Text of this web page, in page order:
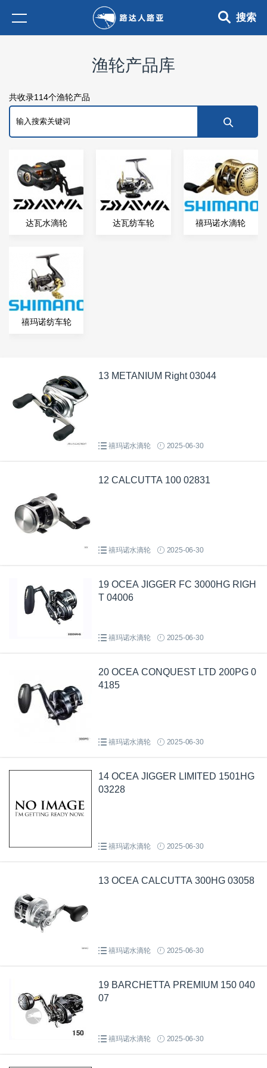
搜索
渔轮产品库
共收录114个渔轮产品
达瓦水滴轮 达瓦纺车轮 禧玛诺水滴轮
禧玛诺纺车轮
13 METANIUM Right 03044
禧玛诺水滴轮 2025-06-30
12 CALCUTTA 100 02831
禧玛诺水滴轮 2025-06-30
19 OCEA JIGGER FC 3000HG RIGH
T 04006
禧玛诺水滴轮 2025-06-30
20 OCEA CONQUEST LTD 200PG 0
4185
禧玛诺水滴轮 2025-06-30
14 OCEA JIGGER LIMITED 1501HG
03228
禧玛诺水滴轮 2025-06-30
13 OCEA CALCUTTA 300HG 03058
禧玛诺水滴轮 2025-06-30
19 BARCHETTA PREMIUM 150 040
07
禧玛诺水滴轮 2025-06-30